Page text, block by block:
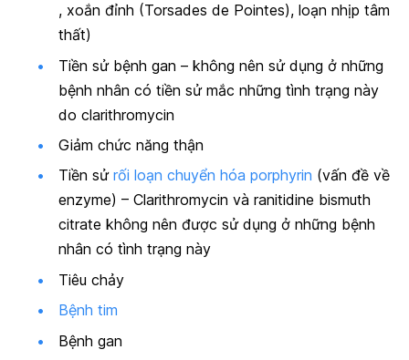
, xoắn đỉnh (Torsades de Pointes), loạn nhịp tâm
thất)
Tiền sử bệnh gan – không nên sử dụng ở những
bệnh nhân có tiền sử mắc những tình trạng này
do clarithromycin
Giảm chức năng thận
Tiền sử rối loạn chuyển hóa porphyrin (vấn đề về
enzyme) – Clarithromycin và ranitidine bismuth
citrate không nên được sử dụng ở những bệnh
nhân có tình trạng này
Tiêu chảy
Bệnh tim
Bệnh gan